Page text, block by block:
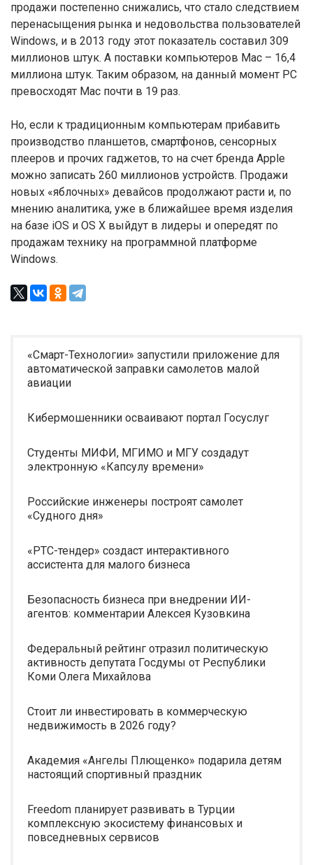
продажи постепенно снижались, что стало следствием
перенасыщения рынка и недовольства пользователей
Windows, и в 2013 году этот показатель составил 309
миллионов штук. А поставки компьютеров Mac – 16,4
миллиона штук. Таким образом, на данный момент PC
превосходят Mac почти в 19 раз.
Но, если к традиционным компьютерам прибавить
производство планшетов, смартфонов, сенсорных
плееров и прочих гаджетов, то на счет бренда Apple
можно записать 260 миллионов устройств. Продажи
новых «яблочных» девайсов продолжают расти и, по
мнению аналитика, уже в ближайшее время изделия
на базе iOS и OS X выйдут в лидеры и опередят по
продажам технику на программной платформе
Windows.
«Смарт-Технологии» запустили приложение для
автоматической заправки самолетов малой
авиации
Кибермошенники осваивают портал Госуслуг
Студенты МИФИ, МГИМО и МГУ создадут
электронную «Капсулу времени»
Российские инженеры построят самолет
«Судного дня»
«РТС-тендер» создаст интерактивного
ассистента для малого бизнеса
Безопасность бизнеса при внедрении ИИ-
агентов: комментарии Алексея Кузовкина
Федеральный рейтинг отразил политическую
активность депутата Госдумы от Республики
Коми Олега Михайлова
Стоит ли инвестировать в коммерческую
недвижимость в 2026 году?
Академия «Ангелы Плющенко» подарила детям
настоящий спортивный праздник
Freedom планирует развивать в Турции
комплексную экосистему финансовых и
повседневных сервисов